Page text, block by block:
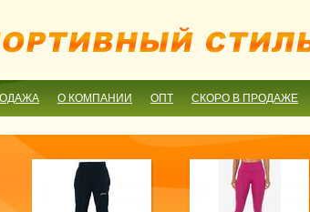
О КОМПАНИИ ОПТ СКОРО В ПРОДАЖЕ